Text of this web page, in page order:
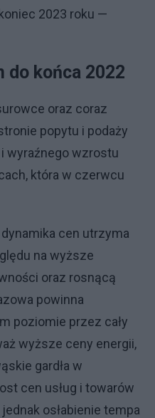
2023 roku —
do końca 2022
oraz coraz
popytu i podaży
wyraźnego wzrostu
która w czerwcu
cen utrzyma
na wyższe
oraz rosnącą
powinna
poziomie przez cały
wyższe ceny energii,
gardła w
cen usług i towarów
osłabienie tempa